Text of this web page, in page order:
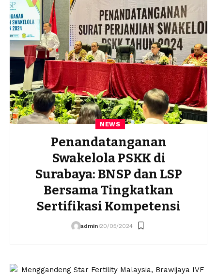
NEWS
Penandatanganan
Swakelola PSKK di
Surabaya: BNSP dan LSP
Bersama Tingkatkan
Sertifikasi Kompetensi
admin 20/05/2024